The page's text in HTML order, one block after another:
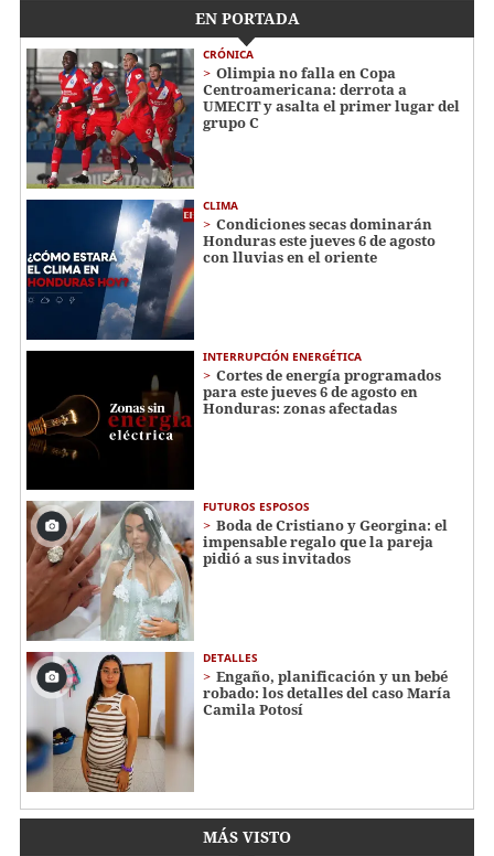
EN PORTADA
CRÓNICA
Olimpia no falla en Copa
Centroamericana: derrota a
UMECIT y asalta el primer lugar del
grupo C
CLIMA
Condiciones secas dominarán
Honduras este jueves 6 de agosto
con lluvias en el oriente
INTERRUPCIÓN ENERGÉTICA
Cortes de energía programados
para este jueves 6 de agosto en
Honduras: zonas afectadas
FUTUROS ESPOSOS
Boda de Cristiano y Georgina: el
impensable regalo que la pareja
pidió a sus invitados
DETALLES
Engaño, planificación y un bebé
robado: los detalles del caso María
Camila Potosí
MÁS VISTO